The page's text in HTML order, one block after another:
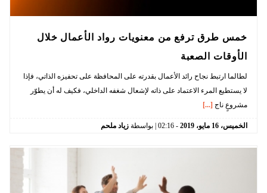
خمس طرق ترفع من معنويات رواد الأعمال خلال
الأوقات الصعبة
لطالما ارتبط نجاح رائد الأعمال بقدرته على المحافظة على تحفيزه الذاتي، فإذا
لا يستطيع المرء الاعتماد على ذاته لإشعال شغفه الداخلي، فكيف له أن يطوّر
مشروعٍ ناج [...]
الخميس، 16 مايو، 2019
-
02:16 | بواسطة زياد ملحم